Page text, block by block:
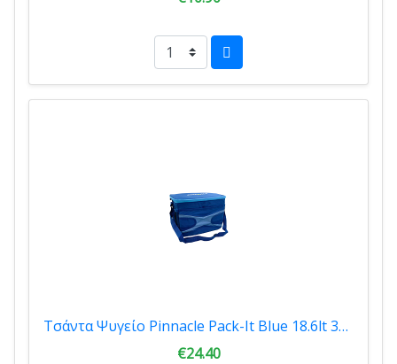
Τσάντα Ψυγείο Pinnacle Pack-It Blue 18.6lt 32cmx24cmx27 31542
€24.40